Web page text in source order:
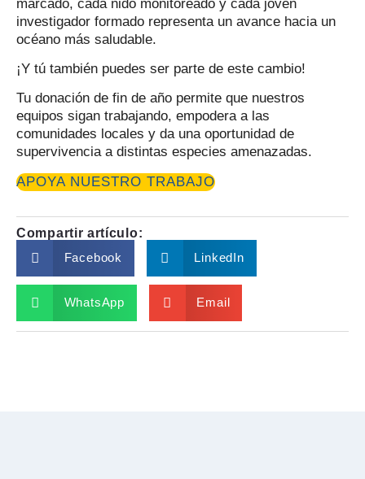
marcado, cada nido monitoreado y cada joven
investigador formado representa un avance hacia un
océano más saludable.
¡Y tú también puedes ser parte de este cambio!
Tu donación de fin de año permite que nuestros
equipos sigan trabajando, empodera a las
comunidades locales y da una oportunidad de
supervivencia a distintas especies amenazadas.
APOYA NUESTRO TRABAJO
Compartir artículo:
Facebook
LinkedIn
WhatsApp Email